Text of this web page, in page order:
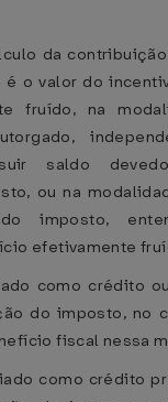
da
é o valor do
fruído, na
saldo
ou na
imposto,
efetivamente
como crédito
do imposto, no
fiscal nessa
como crédito